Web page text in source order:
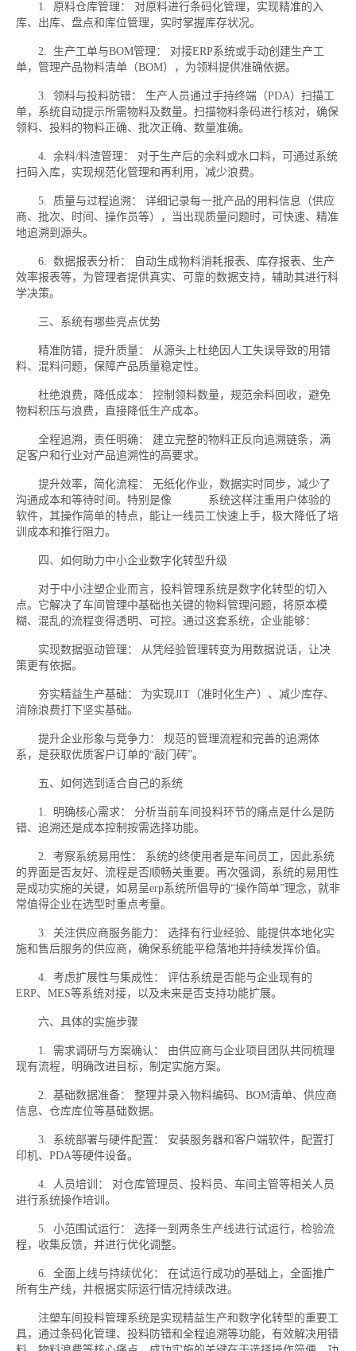
1. 原料仓库管理： 对原料进行条码化管理，实现精准的入
库、出库、盘点和库位管理，实时掌握库存状况。
2. 生产工单与BOM管理： 对接ERP系统或手动创建生产工
单，管理产品物料清单（BOM），为领料提供准确依据。
3. 领料与投料防错： 生产人员通过手持终端（PDA）扫描工
单，系统自动提示所需物料及数量。扫描物料条码进行核对，确保
领料、投料的物料正确、批次正确、数量准确。
4. 余料/料渣管理： 对于生产后的余料或水口料，可通过系统
扫码入库，实现规范化管理和再利用，减少浪费。
5. 质量与过程追溯： 详细记录每一批产品的用料信息（供应
商、批次、时间、操作员等），当出现质量问题时，可快速、精准
地追溯到源头。
6. 数据报表分析： 自动生成物料消耗报表、库存报表、生产
效率报表等，为管理者提供真实、可靠的数据支持，辅助其进行科
学决策。
三、系统有哪些亮点优势
精准防错，提升质量： 从源头上杜绝因人工失误导致的用错
料、混料问题，保障产品质量稳定性。
杜绝浪费，降低成本： 控制领料数量，规范余料回收，避免
物料积压与浪费，直接降低生产成本。
全程追溯，责任明确： 建立完整的物料正反向追溯链条，满
足客户和行业对产品追溯性的高要求。
提升效率，简化流程： 无纸化作业，数据实时同步，减少了
沟通成本和等待时间。特别是像
系统这样注重用户体验的
软件，其操作简单的特点，能让一线员工快速上手，极大降低了培
训成本和推行阻力。
四、如何助力中小企业数字化转型升级
对于中小注塑企业而言，投料管理系统是数字化转型的切入
点。它解决了车间管理中基础也关键的物料管理问题，将原本模
糊、混乱的流程变得透明、可控。通过这套系统，企业能够：
实现数据驱动管理： 从凭经验管理转变为用数据说话，让决
策更有依据。
夯实精益生产基础： 为实现JIT（准时化生产）、减少库存、
消除浪费打下坚实基础。
提升企业形象与竞争力： 规范的管理流程和完善的追溯体
系，是获取优质客户订单的“敲门砖”。
五、如何选到适合自己的系统
1. 明确核心需求： 分析当前车间投料环节的痛点是什么是防
错、追溯还是成本控制按需选择功能。
2. 考察系统易用性： 系统的终使用者是车间员工，因此系统
的界面是否友好、流程是否顺畅关重要。再次强调，系统的易用性
是成功实施的关键，如易呈erp系统所倡导的“操作简单”理念，就非
常值得企业在选型时重点考量。
3. 关注供应商服务能力： 选择有行业经验、能提供本地化实
施和售后服务的供应商，确保系统能平稳落地并持续发挥价值。
4. 考虑扩展性与集成性： 评估系统是否能与企业现有的
ERP、MES等系统对接，以及未来是否支持功能扩展。
六、具体的实施步骤
1. 需求调研与方案确认： 由供应商与企业项目团队共同梳理
现有流程，明确改进目标，制定实施方案。
2. 基础数据准备： 整理并录入物料编码、BOM清单、供应商
信息、仓库库位等基础数据。
3. 系统部署与硬件配置： 安装服务器和客户端软件，配置打
印机、PDA等硬件设备。
4. 人员培训： 对仓库管理员、投料员、车间主管等相关人员
进行系统操作培训。
5. 小范围试运行： 选择一到两条生产线进行试运行，检验流
程，收集反馈，并进行优化调整。
6. 全面上线与持续优化： 在试运行成功的基础上，全面推广
所有生产线，并根据实际运行情况持续改进。
注塑车间投料管理系统是实现精益生产和数字化转型的重要工
具，通过条码化管理、投料防错和全程追溯等功能，有效解决用错